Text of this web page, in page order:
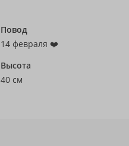
Повод
14 февраля ❤️
Высота
40 см